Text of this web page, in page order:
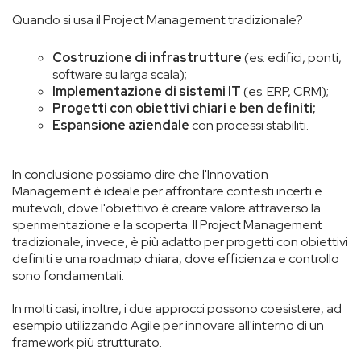
Quando si usa il Project Management tradizionale?
Costruzione di infrastrutture(es. edifici, ponti,
software su larga scala);
Implementazione di sistemi IT(es. ERP, CRM);
Progetti con obiettivi chiari e ben definiti;
Espansione aziendalecon processi stabiliti.
In conclusione possiamo dire che l'Innovation
Management è ideale per affrontare contesti incerti e
mutevoli, dove l'obiettivo è creare valore attraverso la
sperimentazione e la scoperta. Il Project Management
tradizionale, invece, è più adatto per progetti con obiettivi
definiti e una roadmap chiara, dove efficienza e controllo
sono fondamentali.
In molti casi, inoltre, i due approcci possono coesistere, ad
esempio utilizzando Agile per innovare all'interno di un
framework più strutturato.